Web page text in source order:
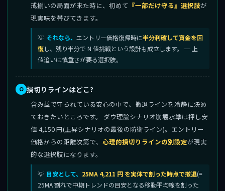
戒揃いの局面が来た時に、初めて 『一部だけ守る』選択肢が
現実味を帯びてきます。
それなら、 エントリー価格復帰時に半分利確して資金を回
復し、残り半分で N 値挑戦という設計も成立します。 ─ 上
値追いは慎重さが要る選択肢。
損切りラインはどこ?
含み益で守られている安心の中で、撤退ラインを冷静に決め
ておきたいところです。 ダウ理論シナリオ崩壊水準は押し安
値 4,150 円(上昇シナリオの最後の防衛ライン)。エントリー
価格からの距離次第で、 心理的損切りラインの別設定が現実
的な選択肢になります。
目安として、 25MA 4,211 円 を実体で割った時点で撤退(=
25MA 割れで中期トレンドの目安となる移動平均線を割った